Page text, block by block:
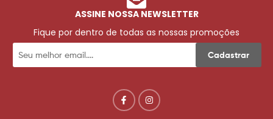
ASSINE NOSSA NEWSLETTER
Fique por dentro de todas as nossas promoções
Cadastrar